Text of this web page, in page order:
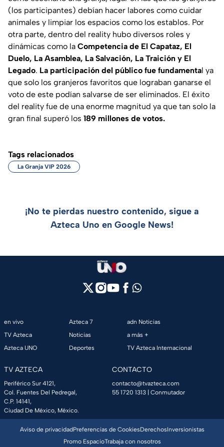
(los participantes) debían hacer labores como cuidar
animales y limpiar los espacios como los establos. Por
otra parte, dentro del reality hubo diversos roles y
dinámicas como la Competencia de El Capataz, El
Duelo, La Asamblea, La Salvación, La Traición y El
Legado. La participación del público fue fundamental ya
que solo los granjeros favoritos que lograban ganarse el
voto de este podían salvarse de ser eliminados. El éxito
del reality fue de una enorme magnitud ya que tan solo la
gran final superó los 189 millones de votos.
Tags relacionados
La Granja VIP 2026
¡No te pierdas nuestro contenido, sigue a
Azteca Uno en Google News!
en vivo
TV Azteca
Azteca UNO
Azteca 7
Noticias
Deportes
adn Noticias
a más +
TV Azteca Internacional
TV AZTECA
Periférico Sur 4121,
Col. Fuentes Del Pedregal,
C.P. 14141,
Ciudad De México, México.
CONTACTO
contacto@tvazteca.com
55 1720 1313 | Conmutador
Aviso de privacidadPreferencias de CookiesDerechosInversionistas
Promo EspacioTrabaja con nosotros